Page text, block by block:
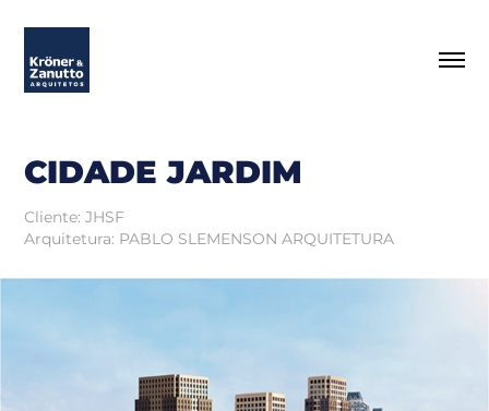
CIDADE JARDIM
Cliente: JHSF
Arquitetura: PABLO SLEMENSON ARQUITETURA